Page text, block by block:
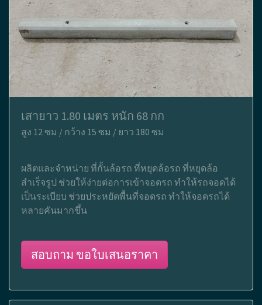
เสายาว 1.80 เมตร หนัก 68 กก
สูง 12 ซม / กว้าง 15 ซม / ยาว 180 ซม
ผลิตและจำหน่าย ที่กั้นล้อรถ ที่หยุดล้อรถ ที่หยุดล้อ
สำเร็จรูป ช่วยให้ง่ายต่อการเข้าจอดรถ ทำให้รถจอดได้
เป็นระเบียบ ช่วยประหยัดพื้นที่จอดรถ ทำให้จอดรถได้
หลายคันมากขึ้น
สอบถาม ขอใบเสนอราคา